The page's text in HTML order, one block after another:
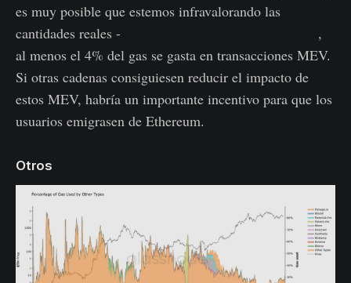
es muy posible que estemos infravalorando las
cantidades reales -
,
al menos el 4% del gas se gasta en transacciones MEV.
Si otras cadenas consiguiesen reducir el impacto de
estos MEV, habría un importante incentivo para que los
usuarios emigrasen de Ethereum.
Otros